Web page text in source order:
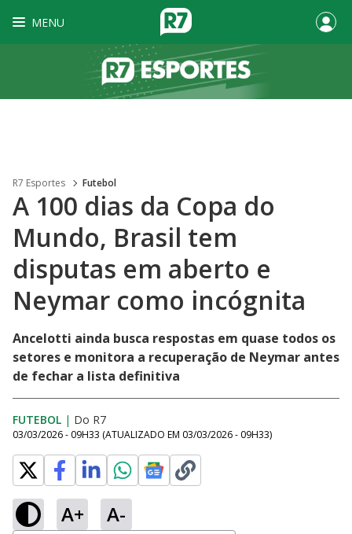
MENU
R7 Esportes Futebol
A 100 dias da Copa do
Mundo, Brasil tem
disputas em aberto e
Neymar como incógnita
Ancelotti ainda busca respostas em quase todos os
setores e monitora a recuperação de Neymar antes
de fechar a lista definitiva
FUTEBOL | Do R7
03/03/2026 - 09H33 (ATUALIZADO EM 03/03/2026 - 09H33)
A+ A-